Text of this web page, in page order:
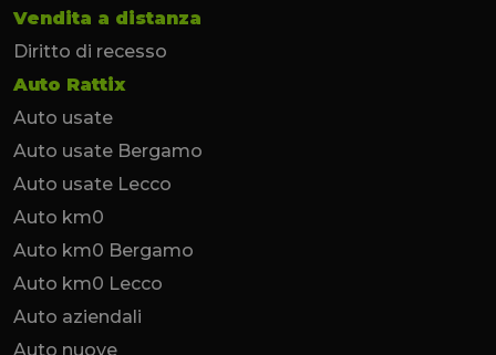
Vendita a distanza
Diritto di recesso
Auto Rattix
Auto usate
Auto usate Bergamo
Auto usate Lecco
Auto km0
Auto km0 Bergamo
Auto km0 Lecco
Auto aziendali
Auto nuove